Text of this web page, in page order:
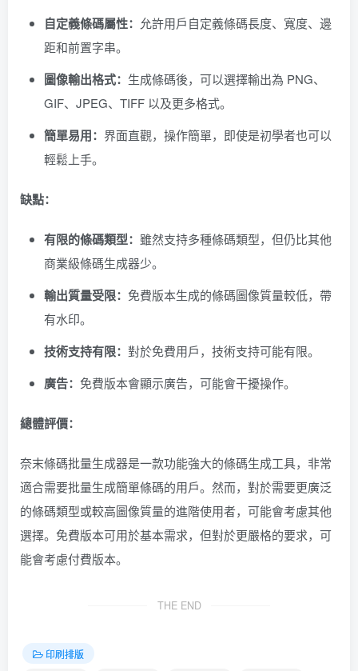
自定義條碼屬性： 允許用戶自定義條碼長度、寬度、邊
距和前置字串。
圖像輸出格式： 生成條碼後，可以選擇輸出為 PNG、
GIF、JPEG、TIFF 以及更多格式。
簡單易用： 界面直觀，操作簡單，即使是初學者也可以
輕鬆上手。
缺點：
有限的條碼類型： 雖然支持多種條碼類型，但仍比其他
商業級條碼生成器少。
輸出質量受限： 免費版本生成的條碼圖像質量較低，帶
有水印。
技術支持有限： 對於免費用戶，技術支持可能有限。
廣告： 免費版本會顯示廣告，可能會干擾操作。
總體評價：
奈末條碼批量生成器是一款功能強大的條碼生成工具，非常
適合需要批量生成簡單條碼的用戶。然而，對於需要更廣泛
的條碼類型或較高圖像質量的進階使用者，可能會考慮其他
選擇。免費版本可用於基本需求，但對於更嚴格的要求，可
能會考慮付費版本。
THE END
印刷排版